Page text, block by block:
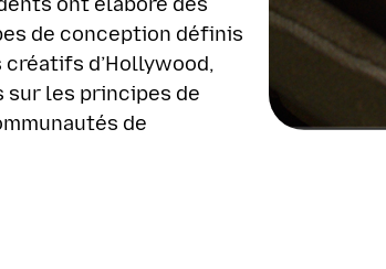
de conception définis
d’Hollywood,
sur les principes de
de